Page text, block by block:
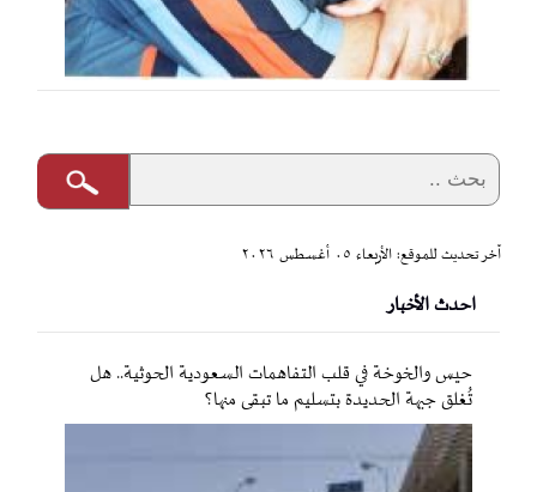
آخر تحديث للموقع: الأربعاء ٠٥ أغسطس ٢٠٢٦
احدث الأخبار
حيس والخوخة في قلب التفاهمات السعودية الحوثية.. هل
تُغلق جبهة الحديدة بتسليم ما تبقى منها؟